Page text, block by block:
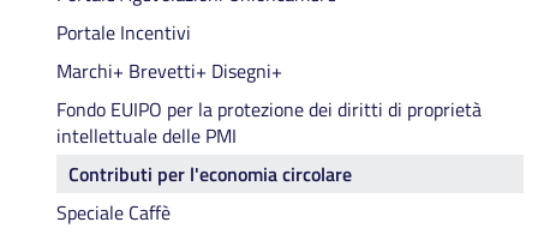
Contributi a favore di interventi per
l'internazionalizzazione delle imprese (LR 2/1992
Capo VIII) - Bando 2025/2026
Incentivi per il sostegno dello sviluppo di adeguate
capacità manageriali (LR 3/2015 art. 17) - Bando
2025/2026
Contributi a sostegno delle spese per impianti di
allarme e videosorveglianza - Anno 2025
Portale Incentivi
Marchi+ Brevetti+ Disegni+
Fondo EUIPO per la protezione dei diritti di proprietà
intellettuale delle PMI
Contributi per l'economia circolare
Speciale Caffè